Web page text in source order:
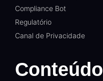
Compliance Bot
Regulatório
Canal de Privacidade
Conteúdo